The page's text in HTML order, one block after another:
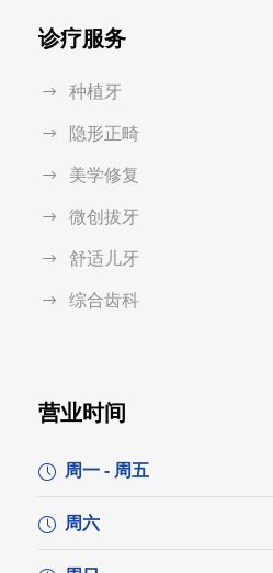
诊疗服务
种植牙
隐形正畸
美学修复
微创拔牙
舒适儿牙
综合齿科
营业时间
周一 - 周五
周六